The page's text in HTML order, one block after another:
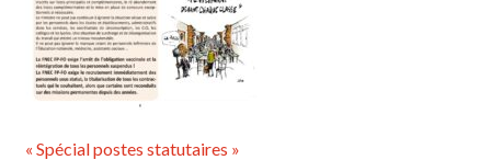
« Spécial postes statutaires »